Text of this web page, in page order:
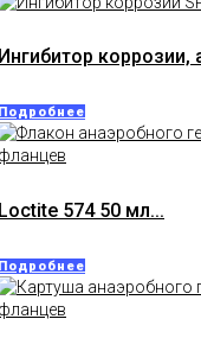
коррозии,
574 50 мл...